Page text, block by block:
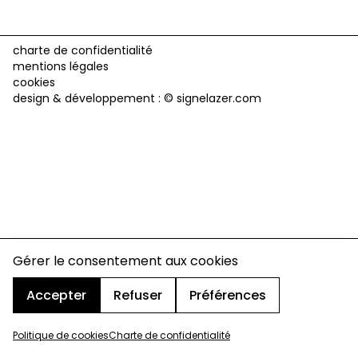
Gérer le consentement aux cookies
Accepter
Refuser Préférences
Politique de cookiesCharte de confidentialité
charte de confidentialité
mentions légales
cookies
design & développement : © signelazer.com